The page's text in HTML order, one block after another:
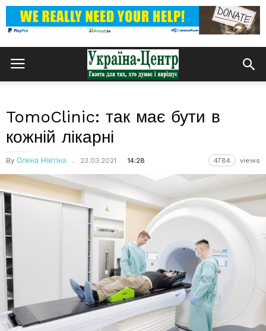
TomoClinic: так має бути в
кожній лікарні
By Олена Нікітіна 23.03.2021 14:28 4784 views